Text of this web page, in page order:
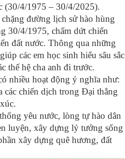
(30/4/1975 – 30/4/2025).
đường lịch sử hào hùng
30/4/1975, chấm dứt chiến
đất nước. Thông qua những
các em học sinh hiểu sâu sắc
thế hệ cha anh đi trước.
nhiều hoạt động ý nghĩa như:
chiến dịch trong Đại thắng
yêu nước, lòng tự hào dân
luyện, xây dựng lý tưởng sống
xây dựng quê hương, đất